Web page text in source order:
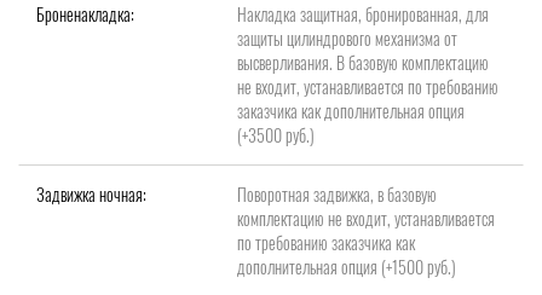
Броненакладка:
Накладка защитная, бронированная, для
защиты цилиндрового механизма от
высверливания. В базовую комплектацию
не входит, устанавливается по требованию
заказчика как дополнительная опция
(+3500 руб.)
Задвижка ночная:
Поворотная задвижка, в базовую
комплектацию не входит, устанавливается
по требованию заказчика как
дополнительная опция (+1500 руб.)